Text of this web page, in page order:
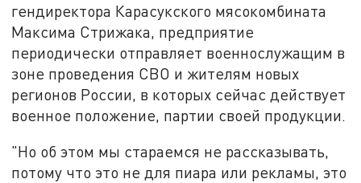
гендиректора Карасукского мясокомбината
Максима Стрижака, предприятие
периодически отправляет военнослужащим в
зоне проведения СВО и жителям новых
регионов России, в которых сейчас действует
военное положение, партии своей продукции.
"Но об этом мы стараемся не рассказывать,
потому что это не для пиара или рекламы, это